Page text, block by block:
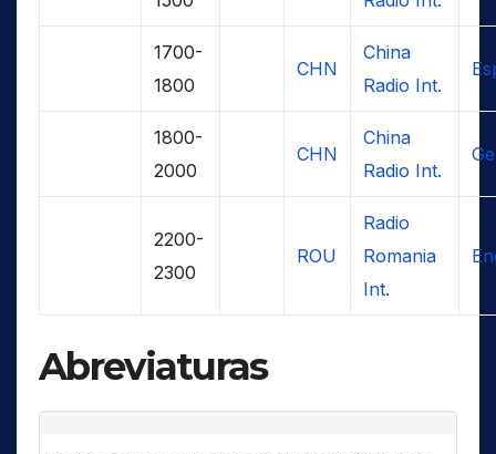
1700-
1800
CHN
China
Radio Int.
1800-
2000
CHN
China
Radio Int.
2200-
2300
ROU
Radio
Romania
Int.
Abreviaturas